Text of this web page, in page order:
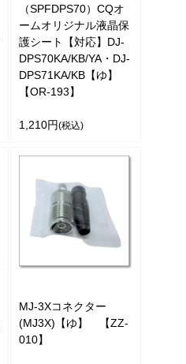
（SPFDPS70）CQオ
ームオリジナル液晶保
護シート【対応】DJ-
DPS70KA/KB/YA・DJ-
DPS71KA/KB【ゆ】
【OR-193】
1,210円(税込)
MJ-3Xコネクター
(MJ3X)【ゆ】 【ZZ-
010】